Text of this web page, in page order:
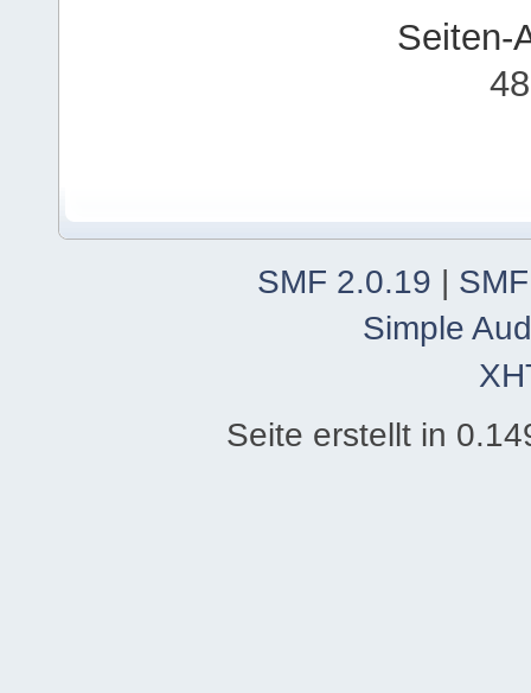
Seiten-
SMF 2.0.19 |
Simple
Seite erstellt in